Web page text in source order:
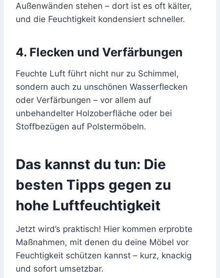
Außenwänden stehen – dort ist es oft kälter,
und die Feuchtigkeit kondensiert schneller.
4. Flecken und Verfärbungen
Feuchte Luft führt nicht nur zu Schimmel,
sondern auch zu unschönen Wasserflecken
oder Verfärbungen – vor allem auf
unbehandelter Holzoberfläche oder bei
Stoffbezügen auf Polstermöbeln.
Das kannst du tun: Die
besten Tipps gegen zu
hohe Luftfeuchtigkeit
Jetzt wird’s praktisch! Hier kommen erprobte
Maßnahmen, mit denen du deine Möbel vor
Feuchtigkeit schützen kannst – kurz, knackig
und sofort umsetzbar.